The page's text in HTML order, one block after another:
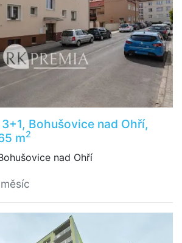
Bohušovice nad Ohří,
m2
nad Ohří